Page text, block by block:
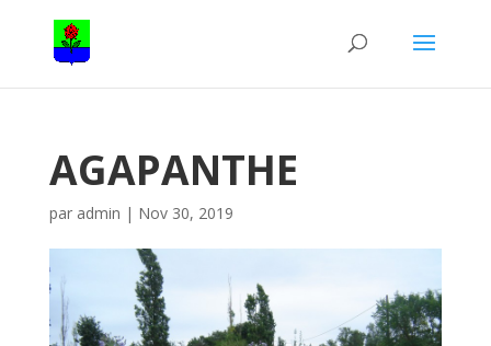
AGAPANTHE
par admin | Nov 30, 2019